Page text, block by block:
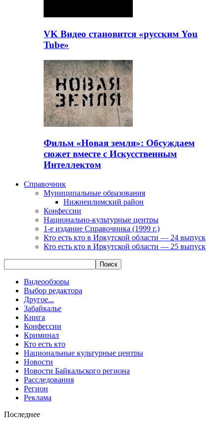
VK Видео становится «русским You
Tube»
Фильм «Новая земля»: Обсуждаем
сюжет вместе с Искусственным
Интеллектом
Справочник
Муниципальные образования
Нижнеилимский район
Конфессии
Национально-культурные центры
1-е издание Справочника (1999 г.)
Кто есть кто в Иркутской области — 24 выпуск
Кто есть кто в Иркутской области — 25 выпуск
Видеообзоры
Выбор редактора
Другое...
Забайкалье
Книга
Конфессии
Криминал
Кто есть кто
Национальные культурные центры
Новости
Новости Байкальского региона
Расследования
Регион
Реклама
Последнее